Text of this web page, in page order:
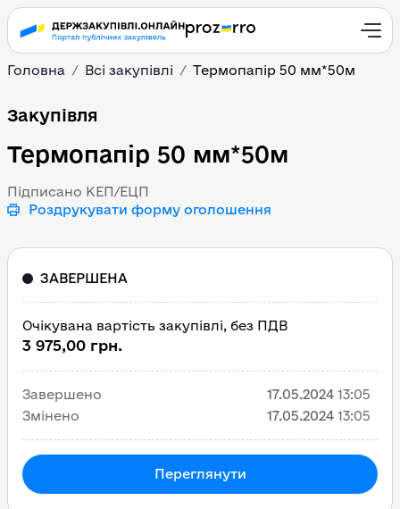
Головна Всі закупівлі Термопапір 50 мм*50м
Термопапір 50 мм*50м
Закупівля
Термопапір 50 мм*50м
Підписано КЕП/ЕЦП
Роздрукувати форму оголошення
ЗАВЕРШЕНА
Очікувана вартість закупівлі, без ПДВ
3 975,00 грн.
Завершено 17.05.2024 13:05
Змінено
17.05.2024 13:05
Переглянути